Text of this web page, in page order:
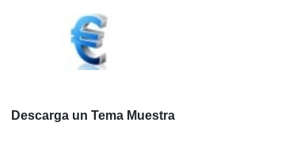
Descarga un Tema Muestra